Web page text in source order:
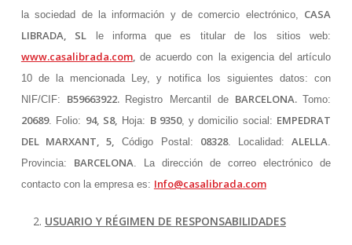
la sociedad de la información y de comercio electrónico, CASA
LIBRADA, SL le informa que es titular de los sitios web:
www.casalibrada.com,de acuerdo con la exigencia del artículo
10 de la mencionada Ley, y notifica los siguientes datos: con
NIF/CIF: B59663922. Registro Mercantil de BARCELONA.Tomo:
20689. Folio: 94, S8, Hoja: B 9350, y domicilio social: EMPEDRAT
DEL MARXANT, 5, Código Postal: 08328. Localidad:ALELLA.
Provincia: BARCELONA. La dirección de correo electrónico de
contacto con la empresa es: Info@casalibrada.com
USUARIO Y RÉGIMEN DE RESPONSABILIDADES